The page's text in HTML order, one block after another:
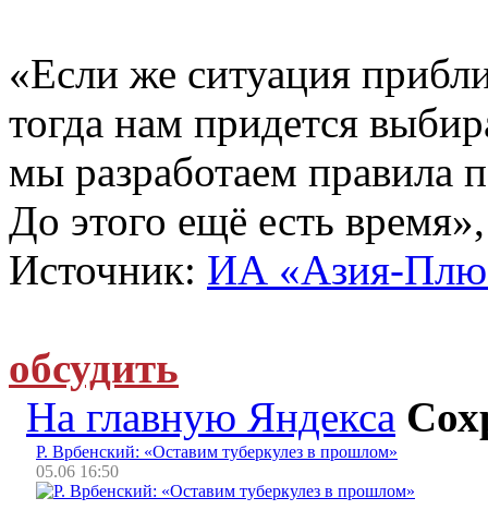
«Если же ситуация
тогда нам придется
мы разработаем правила
До этого ещё есть
Источник: ИА «Азия-
обсудить
На главную Яндекса
Р. Врбенский: «Оставим туберкулез в прошлом»
05.06 16:50